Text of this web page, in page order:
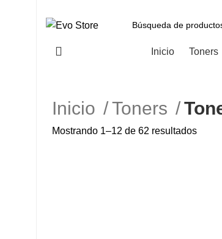
Inicio Toners
Inicio Toners
Mostrando 1–12 de 62 resultados